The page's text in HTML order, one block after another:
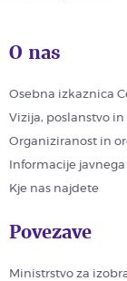
O nas
Osebna izkaznica
Vizija, poslanstvo
Organiziranost in
Informacije
Kje nas najdete
Povezave
Ministrstvo za